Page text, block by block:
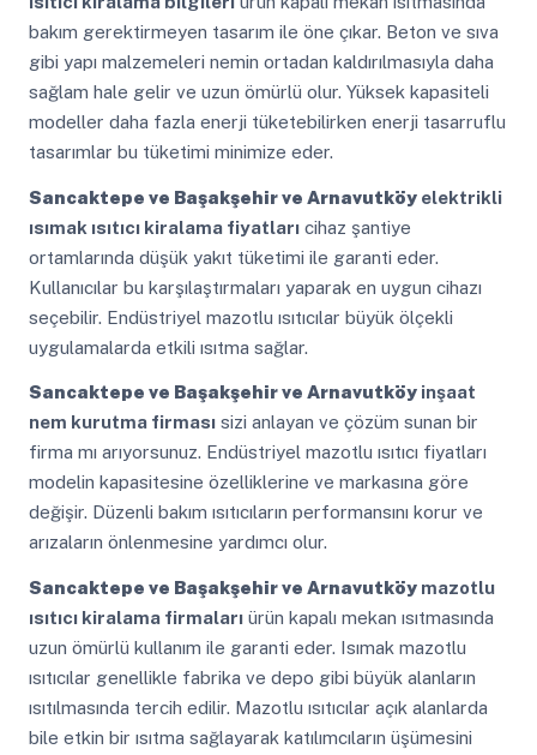
bakım gerektirmeyen tasarım ile öne çıkar. Beton ve sıva
gibi yapı malzemeleri nemin ortadan kaldırılmasıyla daha
sağlam hale gelir ve uzun ömürlü olur. Yüksek kapasiteli
modeller daha fazla enerji tüketebilirken enerji tasarruflu
tasarımlar bu tüketimi minimize eder.
Sancaktepe ve Başakşehir ve Arnavutköyelektrikli
ısımak ısıtıcı kiralama fiyatlarıcihaz şantiye
ortamlarında düşük yakıt tüketimi ile garanti eder.
Kullanıcılar bu karşılaştırmaları yaparak en uygun cihazı
seçebilir. Endüstriyel mazotlu ısıtıcılar büyük ölçekli
uygulamalarda etkili ısıtma sağlar.
Sancaktepe ve Başakşehir ve Arnavutköyinşaat
nem kurutma firmasısizi anlayan ve çözüm sunan bir
firma mı arıyorsunuz. Endüstriyel mazotlu ısıtıcı fiyatları
modelin kapasitesine özelliklerine ve markasına göre
değişir. Düzenli bakım ısıtıcıların performansını korur ve
arızaların önlenmesine yardımcı olur.
Sancaktepe ve Başakşehir ve Arnavutköymazotlu
ısıtıcı kiralama firmalarıürün kapalı mekan ısıtmasında
uzun ömürlü kullanım ile garanti eder. Isımak mazotlu
ısıtıcılar genellikle fabrika ve depo gibi büyük alanların
ısıtılmasında tercih edilir. Mazotlu ısıtıcılar açık alanlarda
bile etkin bir ısıtma sağlayarak katılımcıların üşümesini